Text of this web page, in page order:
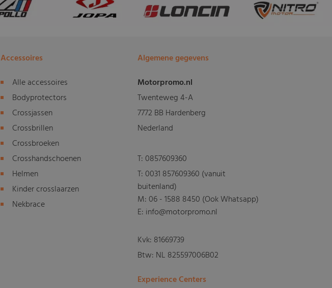
Accessoires
Alle accessoires
Bodyprotectors
Crossjassen
Crossbrillen
Crossbroeken
Crosshandschoenen
Helmen
Kinder crosslaarzen
Nekbrace
Algemene gegevens
Motorpromo.nl
Twenteweg 4-A
7772 BB Hardenberg
Nederland
T:0857609360
T:0031 857609360 (vanuit
buitenland)
M:06 - 1588 8450 (Ook Whatsapp)
E: info@motorpromo.nl
Kvk: 81669739
Btw: NL 825597006B02
Experience Centers